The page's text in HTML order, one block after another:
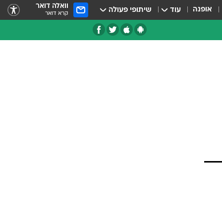
אופנה עוד שיתופי פעולה וואלה דואר
קרא דואר